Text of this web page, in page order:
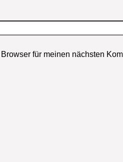
für meinen nächsten